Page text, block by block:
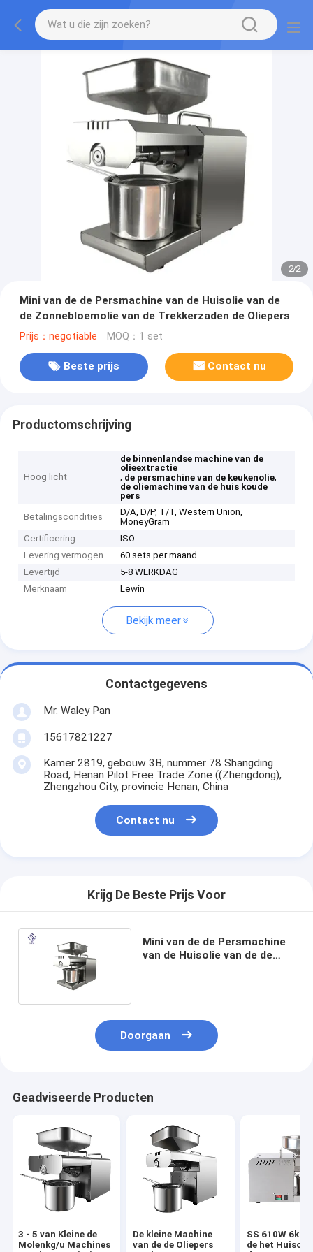
2/2
Mini van de de Persmachine van de Huisolie van de
de Zonnebloemolie van de Trekkerzaden de Oliepers
Prijs：negotiable MOQ：1 set
Beste prijs Contact nu
Productomschrijving
Hoog licht
de binnenlandse machine van de
olieextractie
, de persmachine van de keukenolie,
de oliemachine van de huis koude
pers
Betalingscondities
D/A, D/P, T/T, Western Union,
MoneyGram
Certificering
ISO
Levering vermogen
60 sets per maand
Levertijd
5-8 WERKDAG
Merknaam
Lewin
Bekijk meer
Contactgegevens
Mr. Waley Pan
15617821227
Kamer 2819, gebouw 3B, nummer 78 Shangding
Road, Henan Pilot Free Trade Zone ((Zhengdong),
Zhengzhou City, provincie Henan, China
Contact nu
Krijg De Beste Prijs Voor
Mini van de de Persmachine
van de Huisolie van de de
Doorgaan
Geadviseerde Producten
3 - 5 van Kleine de
Molenkg/u Machines
De kleine Machine
van de de Oliepers
SS 610W 6kg/
de het